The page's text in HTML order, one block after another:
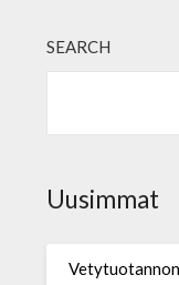
SEARCH
Uusimmat